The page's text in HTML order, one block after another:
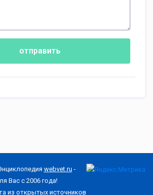
отправить
webvet.ru -
Вас с 2006 года!
из открытых источников